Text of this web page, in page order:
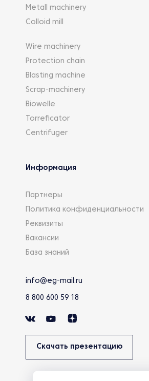
Metall machinery
Colloid mill
Wire machinery
Protection chain
Blasting machine
Scrap-machinery
Biowelle
Torreficator
Centrifuger
Информация
Партнеры
Политика конфиденциальности
Реквизиты
Вакансии
База знаний
info@eg-mail.ru
8 800 600 59 18
Скачать презентацию